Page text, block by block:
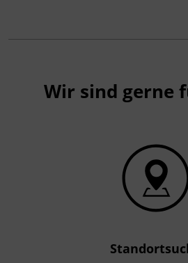
Wir sind gerne